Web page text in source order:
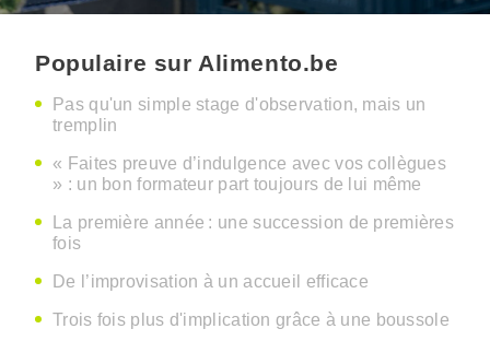
Populaire sur Alimento.be
Pas qu'un simple stage d'observation, mais un
tremplin
« Faites preuve d’indulgence avec vos collègues
» : un bon formateur part toujours de lui même
La première année : une succession de premières
fois
De l’improvisation à un accueil efficace
Trois fois plus d'implication grâce à une boussole